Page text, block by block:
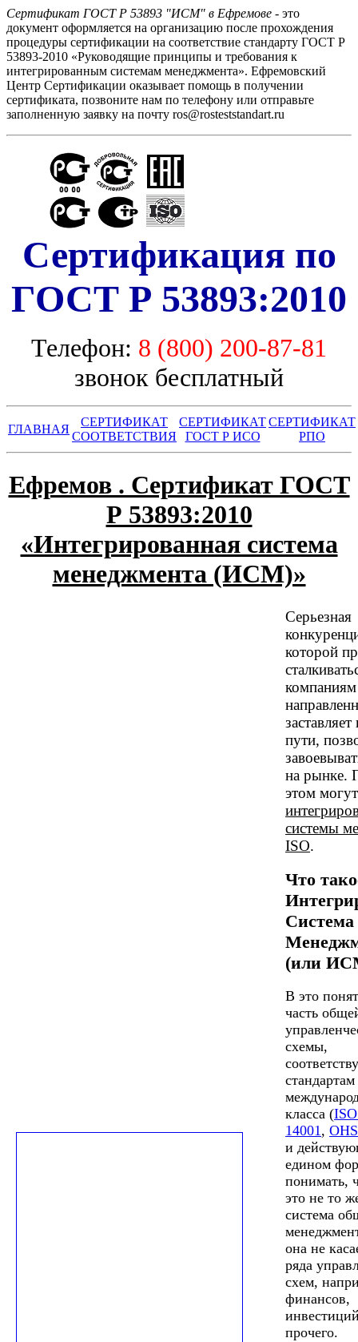
Сертификат ГОСТ Р 53893 "ИСМ" в Ефремове - это
документ оформляется на организацию после прохождения
процедуры сертификации на соответствие стандарту ГОСТ Р
53893-2010 «Руководящие принципы и требования к
интегрированным системам менеджмента». Ефремовский
Центр Сертификации оказывает помощь в получении
сертификата, позвоните нам по телефону или отправьте
заполненную заявку на почту ros@rosteststandart.ru
Сертификация по
ГОСТ Р 53893:2010
Телефон: 8 (800) 200-87-81
звонок бесплатный
ГЛАВНАЯ
СЕРТИФИКАТ
СООТВЕТСТВИЯ
СЕРТИФИКАТ
ГОСТ Р ИСО
СЕРТИФИКАТ
РПО
Ефремов . Сертификат ГОСТ
Р 53893:2010
«Интегрированная система
менеджмента (ИСМ)»
Серьезная
которой
заставляет
пути,
на рынке.
этом могут
системы
ISO.
Что
Система
(или
В это
часть
схемы,
стандартам
класса (
14001,
и
едином
понимать,
это не то
система
она не
ряда
схем,
финансов,
прочего.